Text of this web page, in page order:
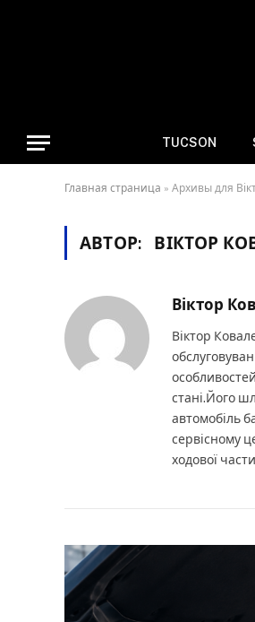
TUCSON
Главная страница » Архивы для
АВТОР: ВІКТОР
Віктор
Віктор
стані.Його
автомобіль
сервісному
ходової